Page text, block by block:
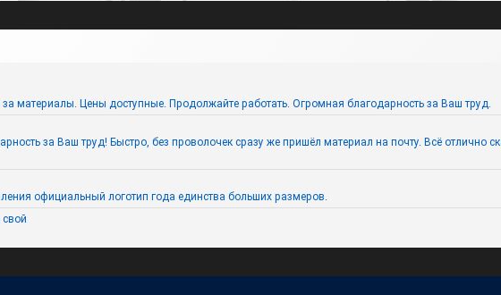
материалы. Цены доступные. Продолжайте работать. Огромная благодарность за Ваш труд.
за Ваш труд! Быстро, без проволочек сразу же пришёл материал на почту. Всё отлично
официальный логотип года единства больших размеров.